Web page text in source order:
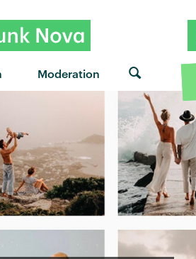
Moderation
im Wald" von Tränen · "Chrom im